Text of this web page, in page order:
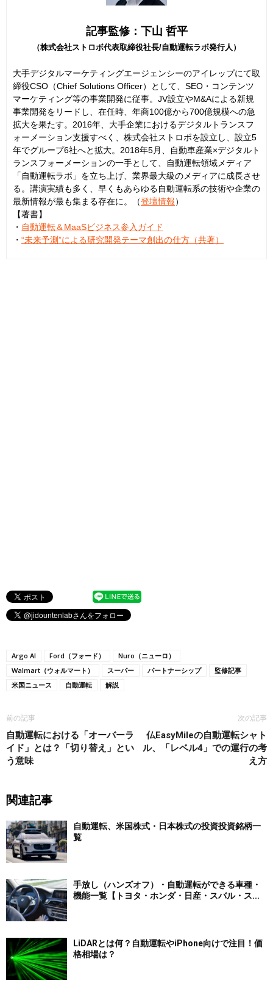
記事監修：下山 哲平
（株式会社ストロボ代表取締役社長/自動運転ラボ発行人）
大手デジタルマーケティングエージェンシーのアイレップにて取
締役CSO（Chief Solutions Officer）として、SEO・コンテンツ
マーケティング等の事業開発に従事。JV設立やM&Aによる新規
事業開発をリードし、在任時、年商100億から700億規模への急
拡大を果たす。2016年、大手企業におけるデジタルトランスフ
ォーメーション支援すべく、株式会社ストロボを設立し、設立5
年でグループ6社へと拡大。2018年5月、自動車産業×デジタルト
ランスフォーメーションの一手として、自動運転領域メディア
「自動運転ラボ」を立ち上げ、業界最大級のメディアに成長させ
る。講演実績も多く、早くもあらゆる自動運転系の技術や企業の
最新情報が最も集まる存在に。（登壇情報）
【著書】
・ 自動運転＆MaaSビジネス参入ガイド
・ “未来予測”による研究開発テーマ創出の仕方（共著）
Argo AI Ford（フォード）
Nuro（ニューロ）
Walmart（ウォルマート）
スーパー パートナーシップ
監修記事
米国ニュース
自動運転 解説
前の記事
自動運転における「オーバーラ
イド」とは？「切り替え」とい
う意味
次の記事
仏EasyMileの自動運転シャト
ル、「レベル4」での運行の考
え方
関連記事
自動運転、米国株式・日本株式の投資投資銘柄一
覧
手放し（ハンズオフ）・自動運転ができる車種・
機能一覧【トヨタ・ホンダ・日産・スバル・ス...
LiDARとは何？自動運転やiPhone向けで注目！価
格相場は？